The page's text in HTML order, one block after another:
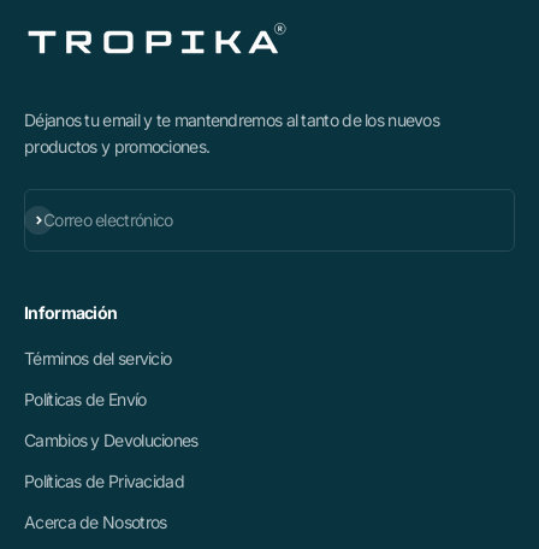
Déjanos tu email y te mantendremos al tanto de los nuevos
productos y promociones.
Correo electrónico
Suscribirse
Información
Términos del servicio
Políticas de Envío
Cambios y Devoluciones
Políticas de Privacidad
Acerca de Nosotros